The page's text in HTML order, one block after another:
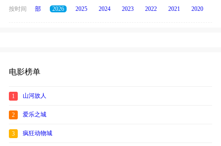
按时间 全部 2026 2025 2024 2023 2022 2021 2020
电影榜单
1 山河故人
2 爱乐之城
3 疯狂动物城